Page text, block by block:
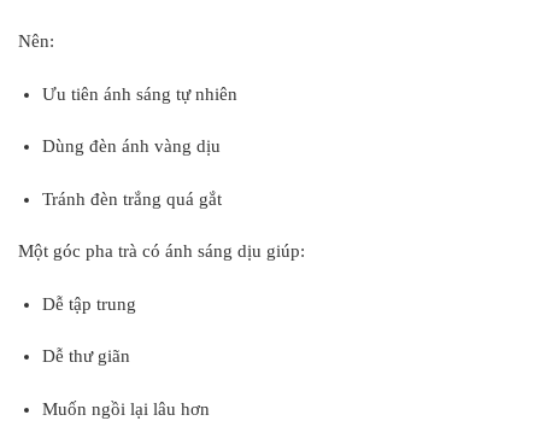
Nên:
Ưu tiên ánh sáng tự nhiên
Dùng đèn ánh vàng dịu
Tránh đèn trắng quá gắt
Một góc pha trà có ánh sáng dịu giúp:
Dễ tập trung
Dễ thư giãn
Muốn ngồi lại lâu hơn